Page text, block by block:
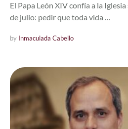
El Papa León XIV confía a la
de julio: pedir que toda vida …
by Inmaculada Cabello